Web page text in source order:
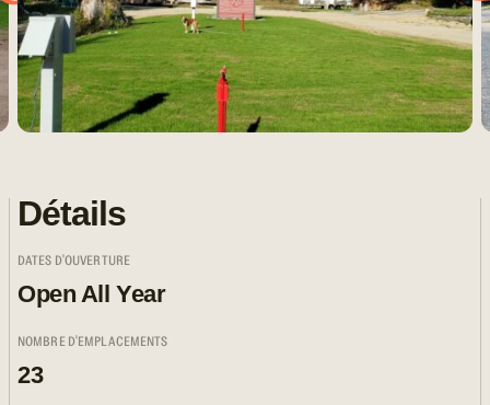
Détails
DATES D'OUVERTURE
Open All Year
NOMBRE D'EMPLACEMENTS
23